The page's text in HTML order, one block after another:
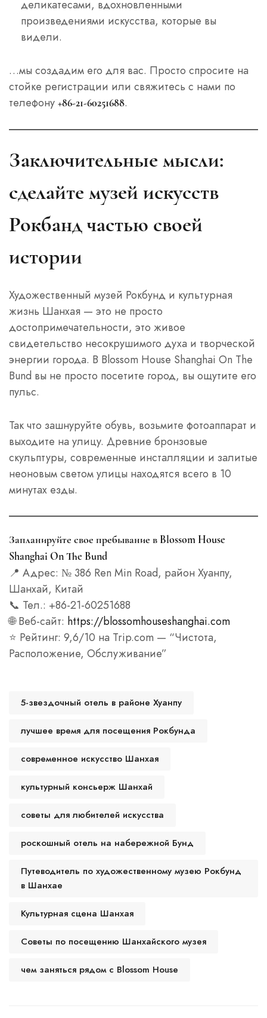
деликатесами, вдохновленными
произведениями искусства, которые вы
видели.
…мы создадим его для вас. Просто спросите на
стойке регистрации или свяжитесь с нами по
телефону +86-21-60251688.
Заключительные мысли:
сделайте музей искусств
Рокбанд частью своей
истории
Художественный музей Рокбунд и культурная
жизнь Шанхая — это не просто
достопримечательности, это живое
свидетельство несокрушимого духа и творческой
энергии города. В Blossom House Shanghai On The
Bund вы не просто посетите город, вы ощутите его
пульс.
Так что зашнуруйте обувь, возьмите фотоаппарат и
выходите на улицу. Древние бронзовые
скульптуры, современные инсталляции и залитые
неоновым светом улицы находятся всего в 10
минутах езды.
Запланируйте свое пребывание в Blossom House
Shanghai On The Bund
📍 Адрес: № 386 Ren Min Road, район Хуанпу,
Шанхай, Китай
📞 Тел.: +86-21-60251688
🌐 Веб-сайт: https://blossomhouseshanghai.com
⭐ Рейтинг: 9,6/10 на Trip.com — “Чистота,
Расположение, Обслуживание”
5-звездочный отель в районе Хуанпу
лучшее время для посещения Рокбунда
современное искусство Шанхая
культурный консьерж Шанхай
советы для любителей искусства
роскошный отель на набережной Бунд
Путеводитель по художественному музею Рокбунд
в Шанхае
Культурная сцена Шанхая
Советы по посещению Шанхайского музея
чем заняться рядом с Blossom House